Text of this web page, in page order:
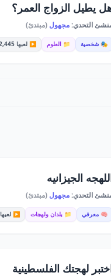
يطيل الزواج العمر؟
التحدي:مجهول (مبتدئ)
🎭 شخصية 📁 العلوم ▶️ لعبها 2,445
الجيزانيه
التحدي:مجهول (مبتدئ)
🧠 معرفي 📁 بلدان ولهجات ▶️ لعبها 2,160
لهجتك الفلسطينية